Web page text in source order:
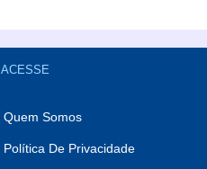
ACESSE
Quem Somos
Política De Privacidade